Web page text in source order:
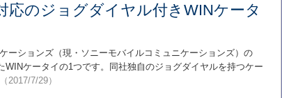
応のジョグダイヤル付きWINケータ
ーションズ（現・ソニーモバイルコミュニケーションズ）の
WINケータイの1つです。同社独自のジョグダイヤルを持つケー
（2017/7/29）